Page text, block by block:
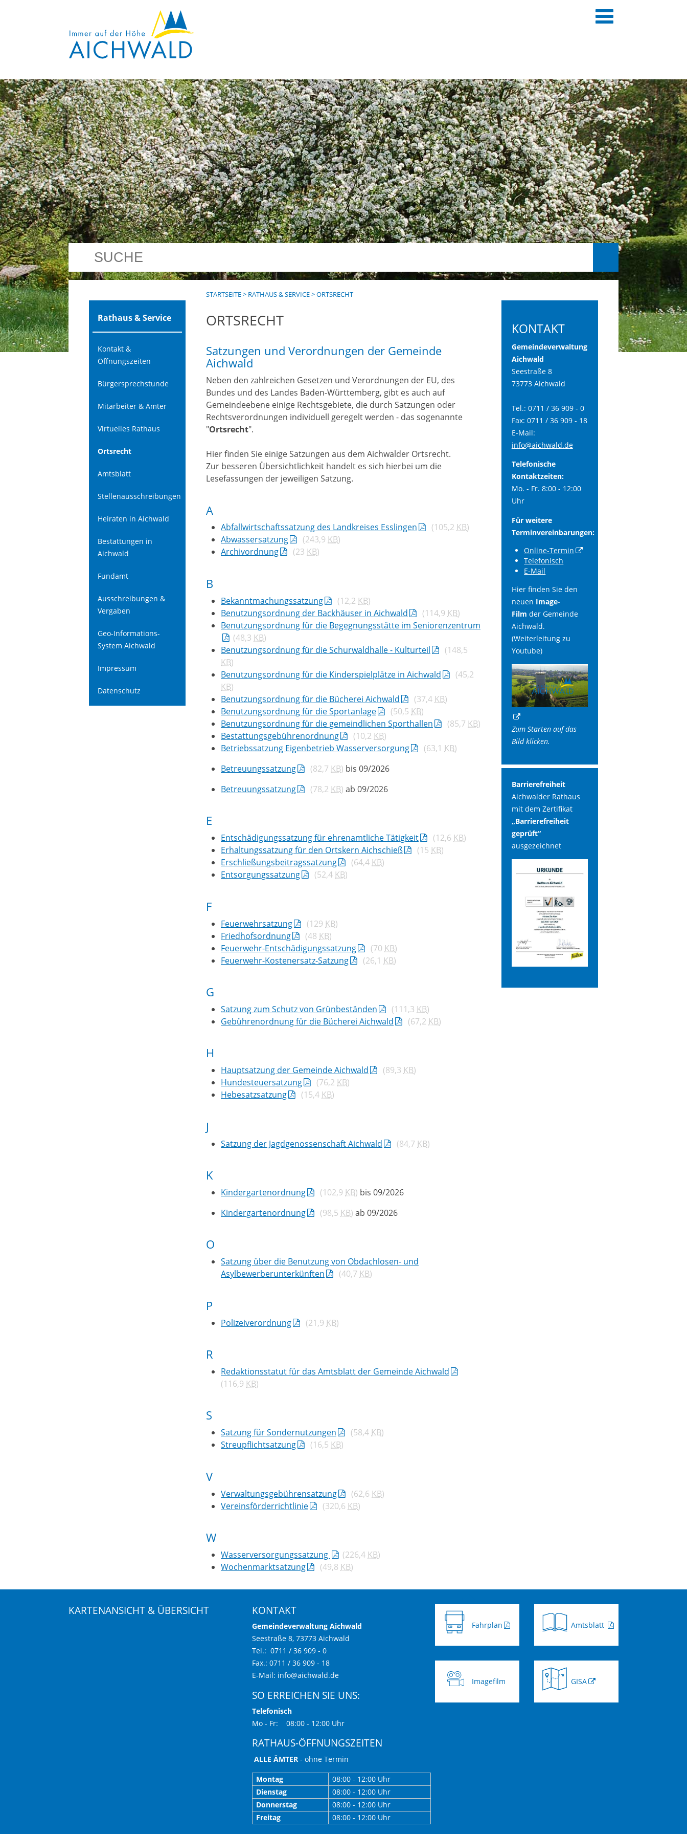
Rathaus & Service
Kontakt &
Öffnungszeiten
Bürgersprechstunde
Mitarbeiter & Ämter
Virtuelles Rathaus
Ortsrecht
Amtsblatt
Stellenausschreibungen
Heiraten in Aichwald
Bestattungen in
Aichwald
Fundamt
Ausschreibungen &
Vergaben
Geo-Informations-
System Aichwald
Impressum
Datenschutz
STARTSEITE> RATHAUS & SERVICE>ORTSRECHT
ORTSRECHT
Satzungen und Verordnungen der Gemeinde
Aichwald
Neben den zahlreichen Gesetzen und Verordnungen der EU, des
Bundes und des Landes Baden-Württemberg, gibt es auch auf
Gemeindeebene einige Rechtsgebiete, die durch Satzungen oder
Rechtsverordnungen individuell geregelt werden - das sogenannte
"Ortsrecht".
Hier finden Sie einige Satzungen aus dem Aichwalder Ortsrecht.
Zur besseren Übersichtlichkeit handelt es sich hierbei um die
Lesefassungen der jeweiligen Satzung.
A
Abfallwirtschaftssatzung des Landkreises Esslingen (105,2 KB)
Abwassersatzung
(243,9 KB)
Archivordnung
(23 KB)
B
Bekanntmachungssatzung (12,2 KB)
Benutzungsordnung der Backhäuser in Aichwald
(114,9 KB)
Benutzungsordnung für die Begegnungsstätte im Seniorenzentrum
(48,3 KB)
Benutzungsordnung für die Schurwaldhalle - Kulturteil
(148,5
KB)
Benutzungsordnung für die Kinderspielplätze in Aichwald
(45,2
KB)
Benutzungsordnung für die Bücherei Aichwald
(37,4 KB)
Benutzungsordnung für die Sportanlage
(50,5 KB)
Benutzungsordnung für die gemeindlichen Sporthallen
(85,7 KB)
Bestattungsgebührenordnung
(10,2 KB)
Betriebssatzung Eigenbetrieb Wasserversorgung
(63,1 KB)
Betreuungssatzung
(82,7 KB) bis 09/2026
Betreuungssatzung
(78,2 KB) ab 09/2026
E
Entschädigungssatzung für ehrenamtliche Tätigkeit (12,6 KB)
Erhaltungssatzung für den Ortskern Aichschieß
(15 KB)
Erschließungsbeitragssatzung
(64,4 KB)
Entsorgungssatzung
(52,4 KB)
F
Feuerwehrsatzung (129 KB)
Friedhofsordnung
(48 KB)
Feuerwehr-Entschädigungssatzung
(70 KB)
Feuerwehr-Kostenersatz-Satzung
(26,1 KB)
G
Satzung zum Schutz von Grünbeständen (111,3 KB)
Gebührenordnung für die Bücherei Aichwald
(67,2 KB)
H
Hauptsatzung der Gemeinde Aichwald (89,3 KB)
Hundesteuersatzung
(76,2 KB)
Hebesatzsatzung
(15,4 KB)
J
Satzung der Jagdgenossenschaft Aichwald (84,7 KB)
K
Kindergartenordnung (102,9 KB) bis 09/2026
Kindergartenordnung
(98,5 KB) ab 09/2026
O
Satzung über die Benutzung von Obdachlosen- und
Asylbewerberunterkünften
(40,7 KB)
P
Polizeiverordnung (21,9 KB)
R
Redaktionsstatut für das Amtsblatt der Gemeinde Aichwald
(116,9 KB)
S
Satzung für Sondernutzungen (58,4 KB)
Streupflichtsatzung
(16,5 KB)
V
Verwaltungsgebührensatzung (62,6 KB)
Vereinsförderrichtlinie
(320,6 KB)
W
Wasserversorgungssatzung (226,4 KB)
Wochenmarktsatzung
(49,8 KB)
KONTAKT
Gemeindeverwaltung
Aichwald
Seestraße 8
73773 Aichwald
Tel.: 0711 / 36 909 - 0
Fax: 0711 / 36 909 - 18
E-Mail:
info@aichwald.de
Telefonische
Kontaktzeiten:
Mo. - Fr. 8:00 - 12:00
Uhr
Für weitere
Terminvereinbarungen:
Online-Termin
Telefonisch
E-Mail
Hier finden Sie den
neuen Image-
Film der Gemeinde
Aichwald.
(Weiterleitung zu
Youtube)
Zum Starten auf das
Bild klicken.
Barrierefreiheit
Aichwalder Rathaus
mit dem Zertifikat
„Barrierefreiheit
geprüft“
ausgezeichnet
KARTENANSICHT & ÜBERSICHT KONTAKT
Gemeindeverwaltung Aichwald
Seestraße 8, 73773 Aichwald
Tel.: 0711 / 36 909 - 0
Fax.: 0711 / 36 909 - 18
E-Mail: info@aichwald.de
SO ERREICHEN SIE UNS:
Telefonisch
Mo - Fr: 08:00 - 12:00 Uhr
RATHAUS-ÖFFNUNGSZEITEN
ALLE ÄMTER- ohne Termin
Montag
08:00 - 12:00 Uhr
Dienstag
08:00 - 12:00 Uhr
Donnerstag
08:00 - 12:00 Uhr
Freitag
08:00 - 12:00 Uhr
Fahrplan
Imagefilm
Amtsblatt
GISA